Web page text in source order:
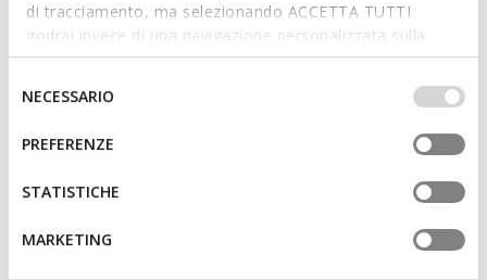
di tracciamento, ma selezionando ACCETTA TUTTI
godrai invece di una navigazione personalizzata sulla
base dei tuoi gusti ed interessi. Selezionando
IMPOSTAZIONI potrai anche scegliere quali cookies ed
altri strumenti di tracciamento autorizzare. Per maggiori
informazioni o per modificare in qualsiasi momento le
tue impostazioni, visita la nostra
consenso
NECESSARIO
PREFERENZE
STATISTICHE
MARKETING
Thickness of sole: 2 cm / 0,8"